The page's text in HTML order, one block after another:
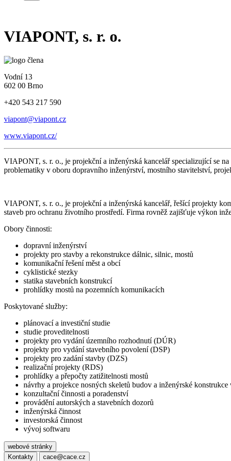
VIAPONT, s. r. o.
Vodní 13
602 00 Brno
+420 543 217 590
viapont@viapont.cz
www.viapont.cz/
VIAPONT, s. r. o., je projekční a inženýrská kancelář specializující se
problematiky v oboru dopravního inženýrství, mostního stavitelství,
VIAPONT, s. r. o., je projekční a inženýrská kancelář, řešící projekty
staveb pro ochranu životního prostředí. Firma rovněž zajišťuje výkon
Obory činnosti:
dopravní inženýrství
projekty pro stavby a rekonstrukce dálnic, silnic, mostů
komunikační řešení měst a obcí
cyklistické stezky
statika stavebních konstrukcí
prohlídky mostů na pozemních komunikacích
Poskytované služby:
plánovací a investiční studie
studie proveditelnosti
projekty pro vydání územního rozhodnutí (DÚR)
projekty pro vydání stavebního povolení (DSP)
projekty pro zadání stavby (DZS)
realizační projekty (RDS)
prohlídky a přepočty zatižitelnosti mostů
návrhy a projekce nosných skeletů budov a inženýrské
konzultační činnosti a poradenství
provádění autorských a stavebních dozorů
inženýrská činnost
investorská činnost
vývoj softwaru
webové stránky
Kontakty
cace@cace.cz